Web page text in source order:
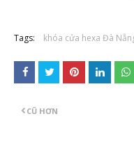
Tags: khóa cửa hexa Đà
CŨ HƠN